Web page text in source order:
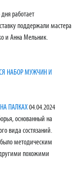
работает
поддержали мастера
и Анна Мельник.
НАБОР МУЖЧИН И
ПАЛКАХ04.04.2024
основанный на
вида состязаний.
было методическим
похожими